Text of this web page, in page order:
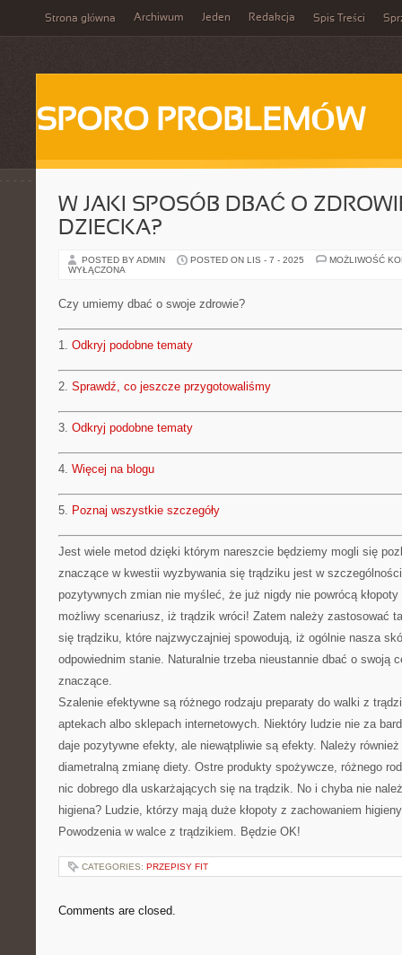
Strona główna Archiwum Jeden Redakcja Spis Treści
SPORO PROBLEMÓW
W JAKI SPOSÓB DBAĆ O
DZIECKA?
POSTED BY ADMIN POSTED ON LIS - 7 - 2025
MOŻLIWOŚĆ
WYŁĄCZONA
Czy umiemy dbać o swoje zdrowie?
1. Odkryj podobne tematy
2. Sprawdź, co jeszcze przygotowaliśmy
3. Odkryj podobne tematy
4. Więcej na blogu
5. Poznaj wszystkie szczegóły
Jest wiele metod dzięki którym nareszcie będziemy mogli się
znaczące w kwestii wyzbywania się trądziku jest w
pozytywnych zmian nie myśleć, że już nigdy nie powrócą
możliwy scenariusz, iż trądzik wróci! Zatem należy zastosować
się trądziku, które najzwyczajniej spowodują, iż ogólnie nasza
odpowiednim stanie. Naturalnie trzeba nieustannie dbać o swoją
znaczące.
Szalenie efektywne są różnego rodzaju preparaty do walki z
aptekach albo sklepach internetowych. Niektóry ludzie nie za
daje pozytywne efekty, ale niewątpliwie są efekty. Należy
diametralną zmianę diety. Ostre produkty spożywcze, różnego
nic dobrego dla uskarżających się na trądzik. No i chyba nie
higiena? Ludzie, którzy mają duże kłopoty z zachowaniem
Powodzenia w walce z trądzikiem. Będzie OK!
CATEGORIES: PRZEPISY FIT
Comments are closed.